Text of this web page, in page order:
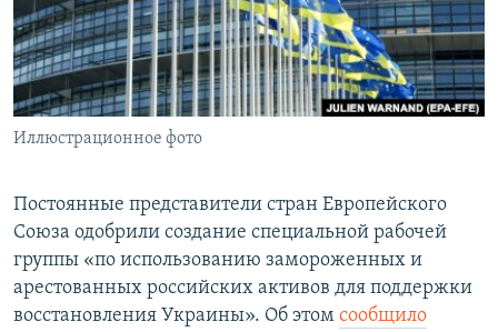
ПОБЕДИТЕЛЕЙ НЕ СУДЯТ?
КРЫМ.НЕПОКОРЕННЫЙ
ELIFBE
УКРАИНСКАЯ ПРОБЛЕМА КРЫМА
ПРИСОЕДИНЯЙТЕСЬ!
Иллюстрационное фото
Постоянные представители стран Европейского
Союза одобрили создание специальной рабочей
группы «по использованию замороженных и
арестованных российских активов для поддержки
восстановления Украины». Об этом сообщило